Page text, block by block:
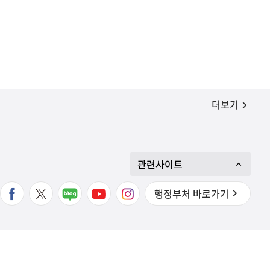
공지사항
더보기
관련사이트
행정부처 바로가기